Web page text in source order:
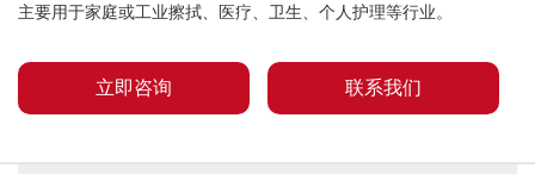
主要用于家庭或工业擦拭、医疗、卫生、个人护理等行业。
立即咨询 联系我们